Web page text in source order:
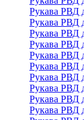
Рукава РВД
Рукава РВД
Рукава РВД
Рукава РВД
Рукава РВД
Рукава РВД
Рукава РВД
Рукава РВД
Рукава РВД
Рукава РВД